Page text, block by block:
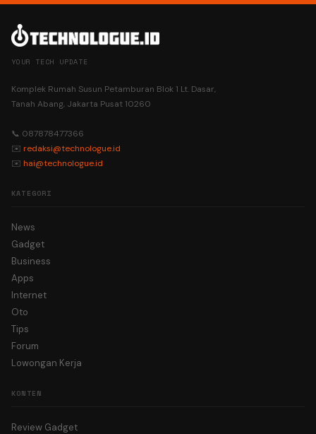
YOUR TECH UPDATE
Komplek Rumah Susun Petamburan Blok 1 Lt. Dasar,
Tanah Abang, Jakarta Pusat 10260
📞 087878477366
✉️ redaksi@technologue.id
✉️ hai@technologue.id
KATEGORI
News
Gadget
Business
Apps
Internet
Oto
Tips
Forum
Lowongan Kerja
KONTEN
Review Gadget